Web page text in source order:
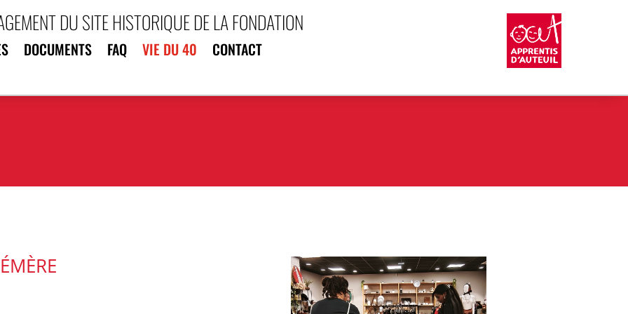
DU SITE HISTORIQUE DE LA FONDATION
DOCUMENTS FAQ VIE DU 40 CONTACT
DU SITE HISTORIQUE DE LA FONDATION
DOCUMENTS FAQ VIE DU 40 CONTACT